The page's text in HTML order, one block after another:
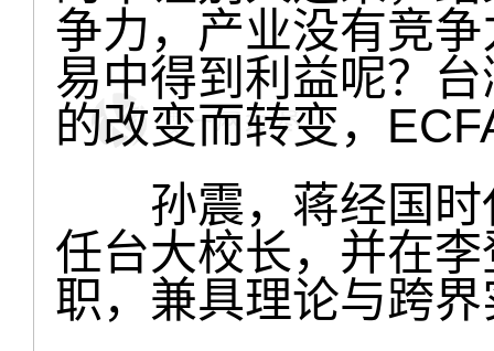
争力，产业没有竞
易中得到利益呢？
的改变而转变，
孙震，蒋经国时
任台大校长，并在
职，兼具理论与跨